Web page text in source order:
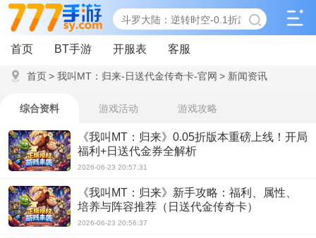
首页 BT手游 开服表 客服
首页> 我叫MT：归来-日送代金传奇卡-官网 > 新闻资讯
综合资料 游戏活动 游戏攻略
《我叫MT：归来》0.05折版本重磅上线！开局
福利+日送代金券全解析
2026-06-23 20:57:31
《我叫MT：归来》新手攻略：福利、属性、
培养与阵容推荐（日送代金传奇卡）
2026-06-23 20:56:37